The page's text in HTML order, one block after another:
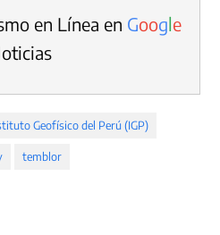
en Línea en Google
Geofísico del Perú (IGP)
temblor